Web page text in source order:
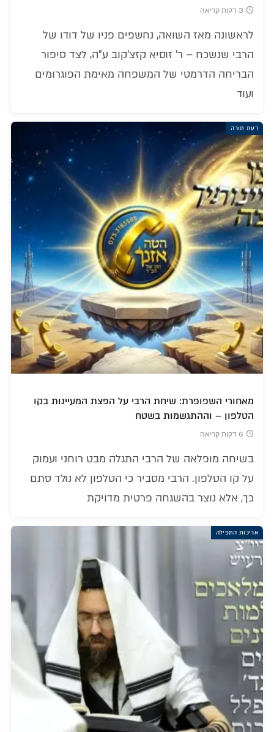
3 דקות קריאה
לראשונה מאז השואה, נחשפים פניו של דודו של
הרבי שנשכח – ר' זוסיא קזצ'קוב ע"ה, לצד סיפור
הבריחה הדרמטי של המשפחה מאימת הפוגרומים
ועוד
דעת תורה
מאחורי השפופרת: שיחת הרבי על הפצת המעיינות בקו
הטלפון – וההתגשמות בשטח
6 דקות קריאה
בשיחה מופלאה של הרבי התגלה מבט רוחני ועמוק
על קו הטלפון. הרבי מסביר כי הטלפון לא נולד סתם
כך, אלא נוצר בהשגחה פרטית מדויקת
אריכות התפילה